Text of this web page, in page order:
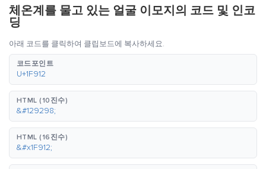
체온계를 물고 있는 얼굴 이모지의 코드 및 인코
딩
아래 코드를 클릭하여 클립보드에 복사하세요.
코드포인트
U+1F912
HTML (10진수)
&#129298;
HTML (16진수)
&#x1F912;